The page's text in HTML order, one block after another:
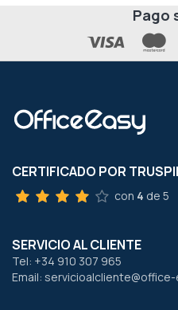
Pago
CERTIFICADO POR
con 4 de 5
SERVICIO AL CLIENTE
Tel: +34 910 307 965
Email: